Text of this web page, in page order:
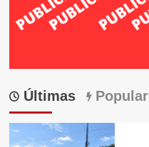
Últimas Popular